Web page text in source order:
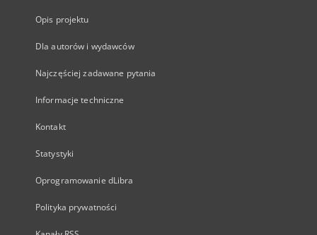
Opis projektu
Dla autorów i wydawców
Najczęściej zadawane pytania
Informacje techniczne
Kontakt
Statystyki
Oprogramowanie dLibra
Polityka prywatności